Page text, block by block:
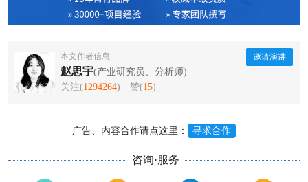
本文作者信息
赵思宇(产业研究员、分析师)
关注(1294264) 赞(15)
邀请演讲
广告、内容合作请点这里： 寻求合作
咨询·服务